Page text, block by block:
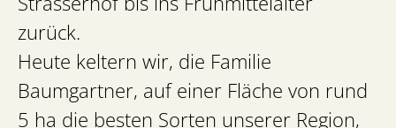
zurück.
Heute keltern wir, die Familie
Baumgartner, auf einer Fläche von rund
5 ha die besten Sorten unserer Region,